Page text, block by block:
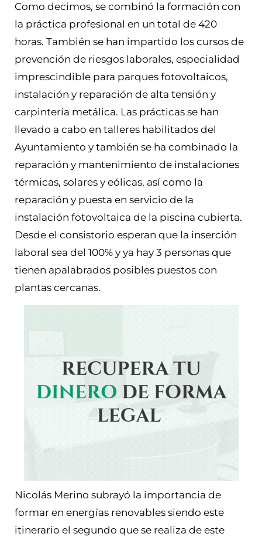
Como decimos, se combinó la formación con
la práctica profesional en un total de 420
horas. También se han impartido los cursos de
prevención de riesgos laborales, especialidad
imprescindible para parques fotovoltaicos,
instalación y reparación de alta tensión y
carpintería metálica. Las prácticas se han
llevado a cabo en talleres habilitados del
Ayuntamiento y también se ha combinado la
reparación y mantenimiento de instalaciones
térmicas, solares y eólicas, así como la
reparación y puesta en servicio de la
instalación fotovoltaica de la piscina cubierta.
Desde el consistorio esperan que la inserción
laboral sea del 100% y ya hay 3 personas que
tienen apalabrados posibles puestos con
plantas cercanas.
Nicolás Merino subrayó la importancia de
formar en energías renovables siendo este
itinerario el segundo que se realiza de este